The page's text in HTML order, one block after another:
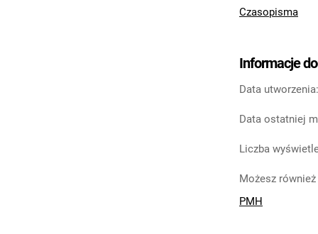
Czasopisma
Informacje
Data utworzenia:
Data ostatniej
Liczba
Możesz
PMH